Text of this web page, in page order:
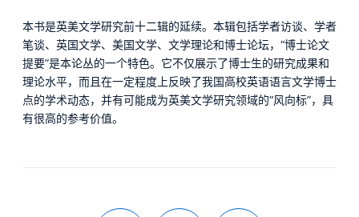
本书是英美文学研究前十二辑的延续。本辑包括学者访谈、学者
笔谈、英国文学、美国文学、文学理论和博士论坛，“博士论文
提要”是本论丛的一个特色。它不仅展示了博士生的研究成果和
理论水平，而且在一定程度上反映了我国高校英语语言文学博士
点的学术动态，并有可能成为英美文学研究领域的“风向标”，具
有很高的参考价值。